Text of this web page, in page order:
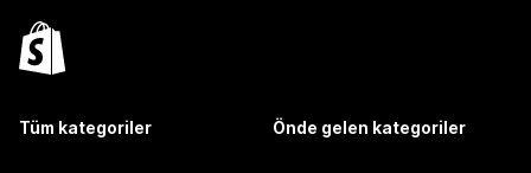
Tüm kategoriler Önde gelen kategoriler